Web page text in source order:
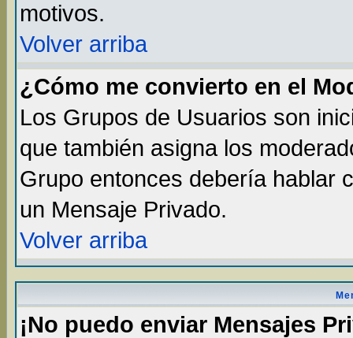
motivos.
Volver arriba
¿Cómo me convierto en el
Los Grupos de Usuarios son
que también asigna los
Grupo entonces debería hablar
un Mensaje Privado.
Volver arriba
¡No puedo enviar Mensajes